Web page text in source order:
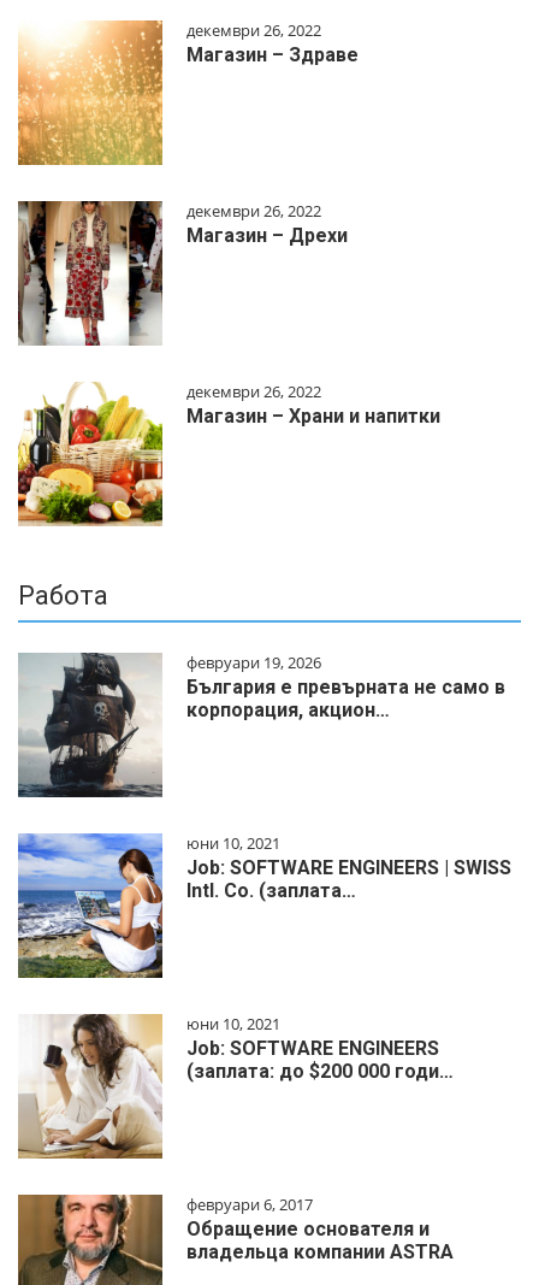
декември 26, 2022
Магазин – Здраве
декември 26, 2022
Магазин – Дрехи
декември 26, 2022
Магазин – Храни и напитки
Работа
февруари 19, 2026
България е превърната не само в
корпорация, акцион…
юни 10, 2021
Job: SOFTWARE ENGINEERS | SWISS
Intl. Co. (заплата…
юни 10, 2021
Job: SOFTWARE ENGINEERS
(заплата: до $200 000 годи…
февруари 6, 2017
Обращение основателя и
владельца компании ASTRA